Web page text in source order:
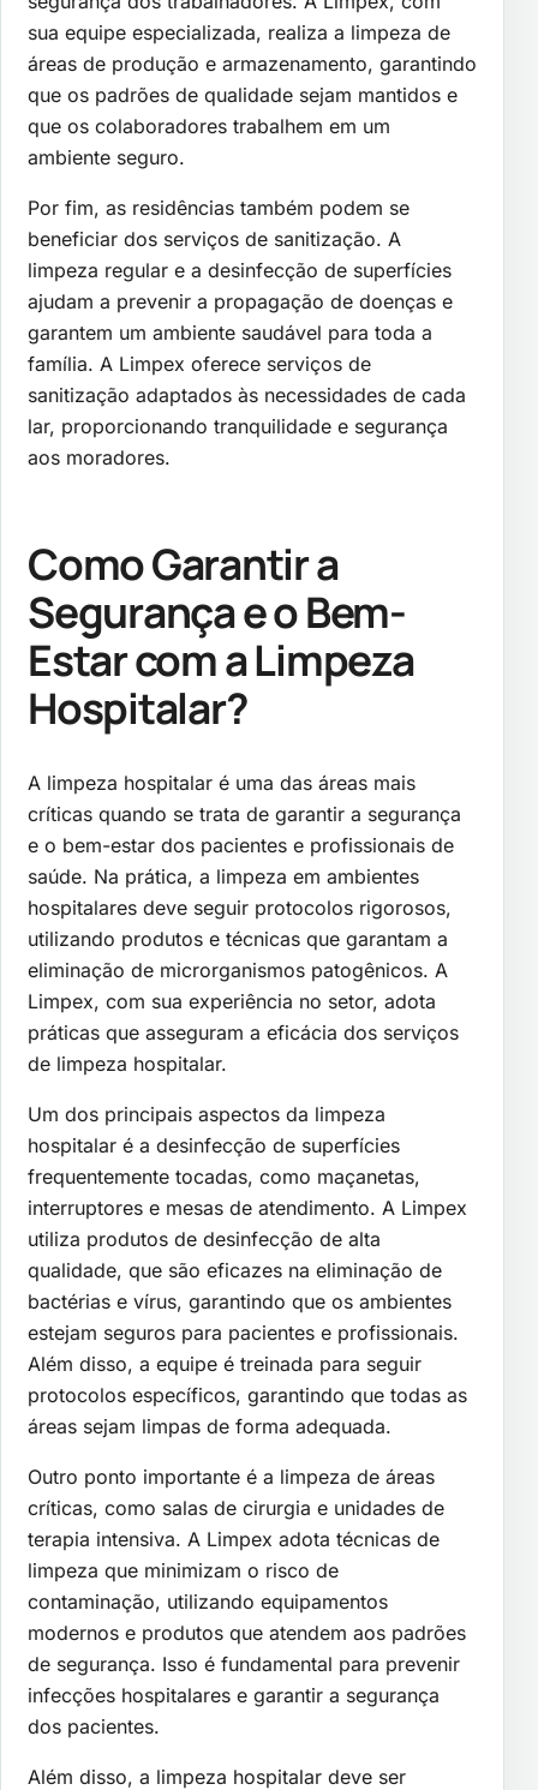
sua equipe especializada, realiza a limpeza de
áreas de produção e armazenamento, garantindo
que os padrões de qualidade sejam mantidos e
que os colaboradores trabalhem em um
ambiente seguro.
Por fim, as residências também podem se
beneficiar dos serviços de sanitização. A
limpeza regular e a desinfecção de superfícies
ajudam a prevenir a propagação de doenças e
garantem um ambiente saudável para toda a
família. A Limpex oferece serviços de
sanitização adaptados às necessidades de cada
lar, proporcionando tranquilidade e segurança
aos moradores.
Como Garantir a
Segurança e o Bem-
Estar com a Limpeza
Hospitalar?
A limpeza hospitalar é uma das áreas mais
críticas quando se trata de garantir a segurança
e o bem-estar dos pacientes e profissionais de
saúde. Na prática, a limpeza em ambientes
hospitalares deve seguir protocolos rigorosos,
utilizando produtos e técnicas que garantam a
eliminação de microrganismos patogênicos. A
Limpex, com sua experiência no setor, adota
práticas que asseguram a eficácia dos serviços
de limpeza hospitalar.
Um dos principais aspectos da limpeza
hospitalar é a desinfecção de superfícies
frequentemente tocadas, como maçanetas,
interruptores e mesas de atendimento. A Limpex
utiliza produtos de desinfecção de alta
qualidade, que são eficazes na eliminação de
bactérias e vírus, garantindo que os ambientes
estejam seguros para pacientes e profissionais.
Além disso, a equipe é treinada para seguir
protocolos específicos, garantindo que todas as
áreas sejam limpas de forma adequada.
Outro ponto importante é a limpeza de áreas
críticas, como salas de cirurgia e unidades de
terapia intensiva. A Limpex adota técnicas de
limpeza que minimizam o risco de
contaminação, utilizando equipamentos
modernos e produtos que atendem aos padrões
de segurança. Isso é fundamental para prevenir
infecções hospitalares e garantir a segurança
dos pacientes.
Além disso, a limpeza hospitalar deve ser